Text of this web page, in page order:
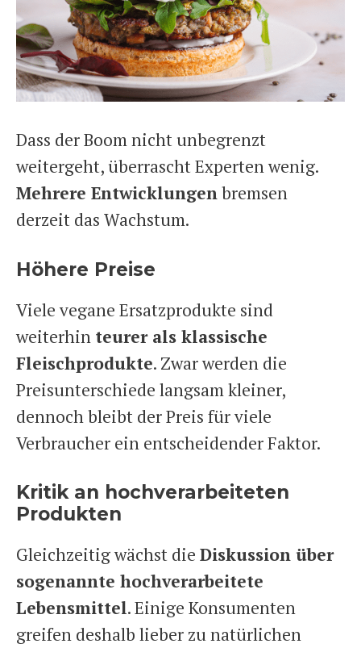
Dass der Boom nicht unbegrenzt
weitergeht, überrascht Experten wenig.
Mehrere Entwicklungenbremsen
derzeit das Wachstum.
Höhere Preise
Viele vegane Ersatzprodukte sind
weiterhin teurer als klassische
Fleischprodukte. Zwar werden die
Preisunterschiede langsam kleiner,
dennoch bleibt der Preis für viele
Verbraucher ein entscheidender Faktor.
Kritik an hochverarbeiteten
Produkten
Gleichzeitig wächst die Diskussion über
sogenannte hochverarbeitete
Lebensmittel. Einige Konsumenten
greifen deshalb lieber zu natürlichen